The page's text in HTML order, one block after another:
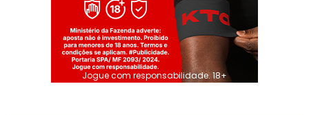
Jogue com responsabilidade. 18+